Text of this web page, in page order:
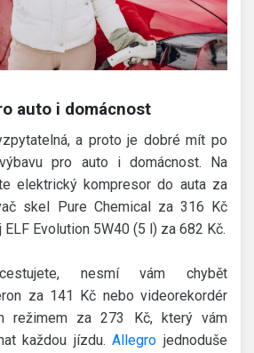
auto i domácnost
a proto je dobré mít po
pro auto i domácnost. Na
elektrický kompresor do auta za
skel Pure Chemical za 316 Kč
Evolution 5W40 (5 l) za 682 Kč.
nesmí vám chybět
za 141 Kč nebo videorekordér
režimem za 273 Kč, který vám
každou jízdu.Allegro jednoduše